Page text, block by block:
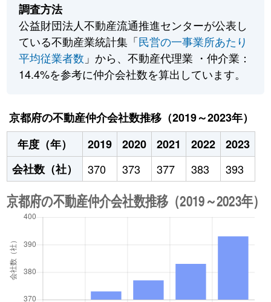
調査方法
公益財団法人不動産流通推進センターが公表し
ている不動産業統計集「民営の一事業所あたり
平均従業者数 」から、不動産代理業 ・仲介業：
14.4%を参考に仲介会社数を算出しています。
京都府の不動産仲介会社数推移（2019～2023年）
年度（年）
2019 2020 2021 2022
2023
会社数（社）
370 373 377 383 393